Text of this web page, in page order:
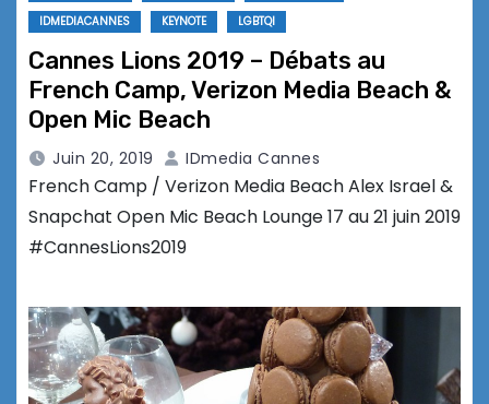
IDMEDIACANNES
KEYNOTE LGBTQI
Cannes Lions 2019 – Débats au
French Camp, Verizon Media Beach &
Open Mic Beach
Juin 20, 2019 IDmedia Cannes
French Camp / Verizon Media Beach Alex Israel &
Snapchat Open Mic Beach Lounge 17 au 21 juin 2019
#CannesLions2019